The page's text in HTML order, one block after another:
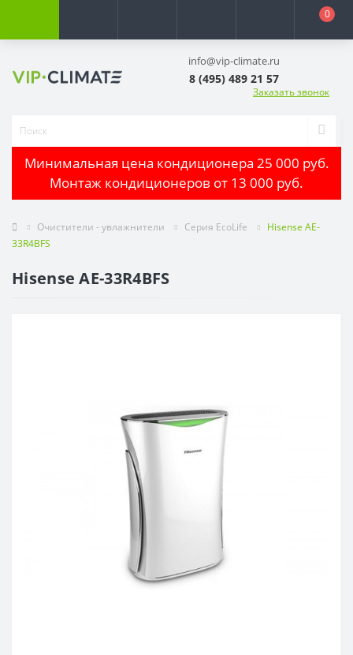
0
info@vip-climate.ru
8 (495) 489 21 57
Заказать звонок
Минимальная цена кондиционера 25 000 руб.
Монтаж кондиционеров от 13 000 руб.
Очистители - увлажнители Серия EcoLife
Hisense AE-
33R4BFS
Hisense AE-33R4BFS